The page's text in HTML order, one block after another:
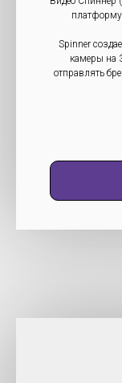
Spinner
камеры на
отправлять